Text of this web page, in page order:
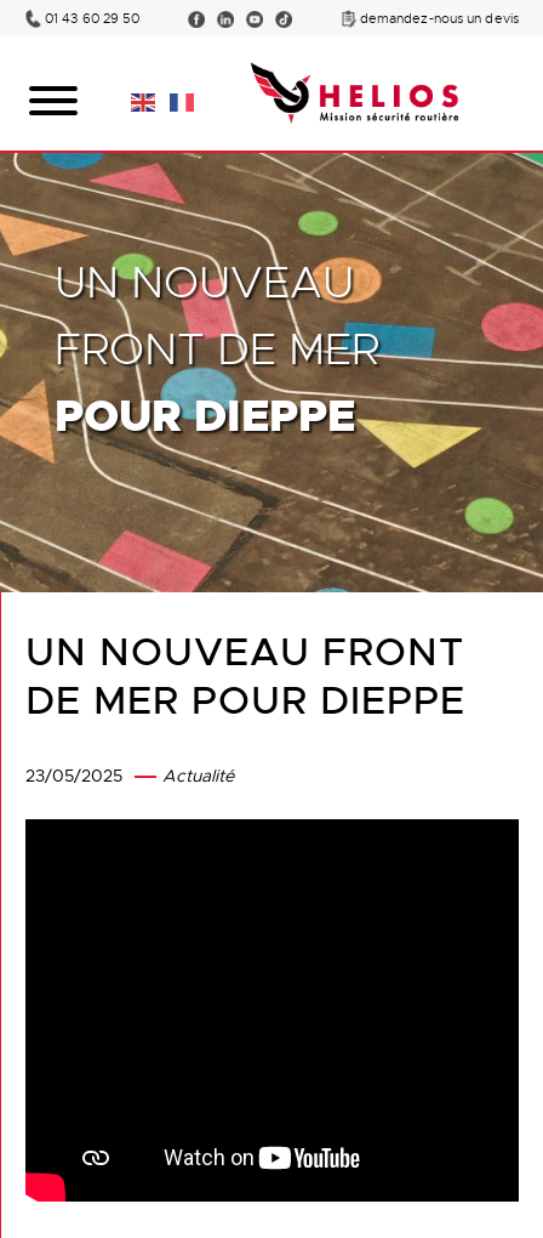
01 43 60 29 50 demandez-nous un devis
UN NOUVEAU
FRONT DE MER
POUR DIEPPE
UN NOUVEAU FRONT
DE MER POUR DIEPPE
23/05/2025 Actualité